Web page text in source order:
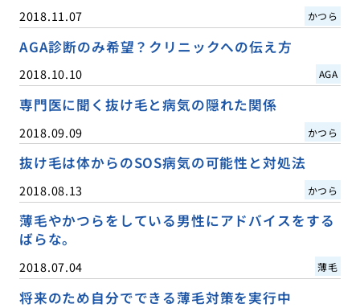
2018.11.07 かつら
AGA診断のみ希望？クリニックへの伝え方
2018.10.10 AGA
専門医に聞く抜け毛と病気の隠れた関係
2018.09.09 かつら
抜け毛は体からのSOS病気の可能性と対処法
2018.08.13 かつら
薄毛やかつらをしている男性にアドバイスをする
ばらな。
2018.07.04 薄毛
将来のため自分でできる薄毛対策を実行中